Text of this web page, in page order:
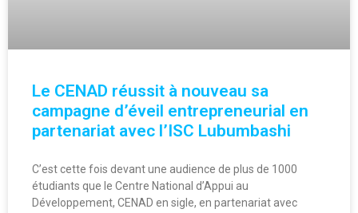
Le CENAD réussit à nouveau sa
campagne d’éveil entrepreneurial en
partenariat avec l’ISC Lubumbashi
C’est cette fois devant une audience de plus de 1000
étudiants que le Centre National d’Appui au
Développement, CENAD en sigle, en partenariat avec